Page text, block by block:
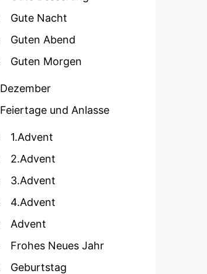
Gute Nacht
Guten Abend
Guten Morgen
Dezember
Feiertage und Anlasse
1.Advent
2.Advent
3.Advent
4.Advent
Advent
Frohes Neues Jahr
Geburtstag